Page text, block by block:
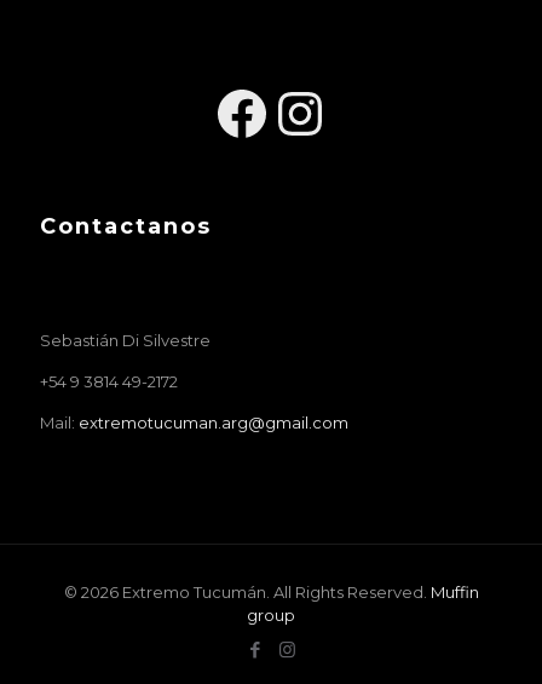
Facebook
Contactanos
Sebastián Di Silvestre
+54 9 3814 49-2172
Mail: extremotucuman.arg@gmail.com
© 2026 Extremo Tucumán. All Rights Reserved. Muffin
group